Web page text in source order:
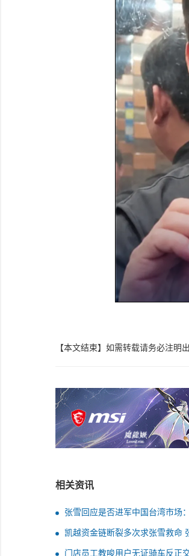
【本文结束】如需转载请务必注明
相关资讯
张雪回应是否进军中国台湾市场
凯越资金链断裂多次求张雪救命
门店员工教唆用户无证骑车反正